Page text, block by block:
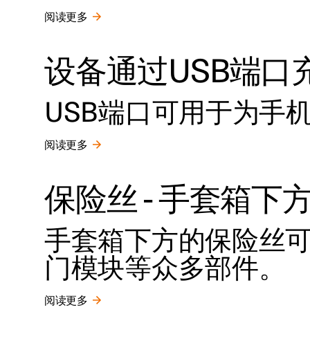
阅读更多
设备通过USB端口
USB端口可用于为手
阅读更多
保险丝 - 手套箱下
手套箱下方的保险丝
门模块等众多部件。
阅读更多